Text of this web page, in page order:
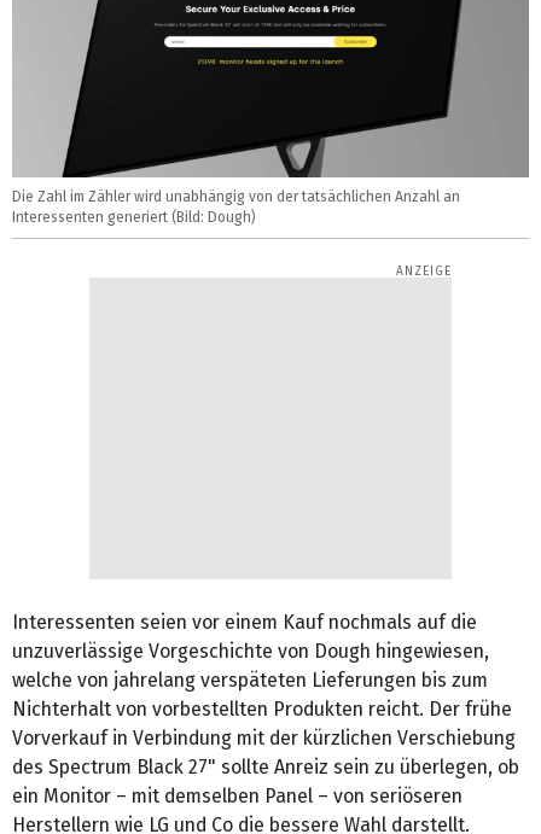
Die Zahl im Zähler wird unabhängig von der tatsächlichen Anzahl an
Interessenten generiert (Bild: Dough)
Interessenten seien vor einem Kauf nochmals auf die
unzuverlässige Vorgeschichte von Dough hingewiesen,
welche von jahrelang verspäteten Lieferungen bis zum
Nichterhalt von vorbestellten Produkten reicht. Der frühe
Vorverkauf in Verbindung mit der kürzlichen Verschiebung
des Spectrum Black 27" sollte Anreiz sein zu überlegen, ob
ein Monitor – mit demselben Panel – von seriöseren
Herstellern wie LG und Co die bessere Wahl darstellt.